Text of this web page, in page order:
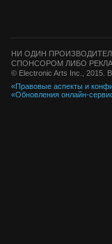
НИ ОДИН
СПОНСОРОМ ЛИБО
© Electronic Arts Inc., 2015.
«Правовые аспекты и
«Обновления онлайн-